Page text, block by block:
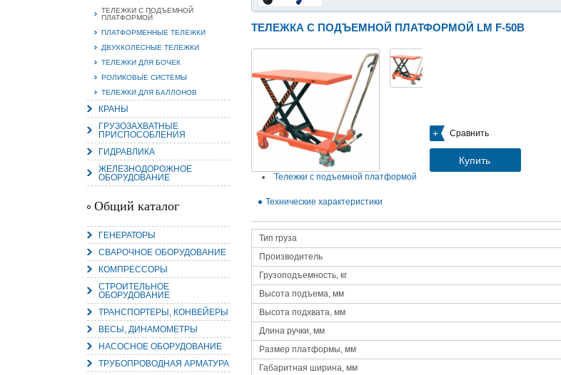
ТЕЛЕЖКИ С ПОДЪЕМНОЙ
ПЛАТФОРМОЙ
ПЛАТФОРМЕННЫЕ ТЕЛЕЖКИ
ДВУХКОЛЕСНЫЕ ТЕЛЕЖКИ
ТЕЛЕЖКИ ДЛЯ БОЧЕК
РОЛИКОВЫЕ СИСТЕМЫ
ТЕЛЕЖКИ ДЛЯ БАЛЛОНОВ
КРАНЫ
ГРУЗОЗАХВАТНЫЕ
ПРИСПОСОБЛЕНИЯ
ГИДРАВЛИКА
ЖЕЛЕЗНОДОРОЖНОЕ
ОБОРУДОВАНИЕ
Общий каталог
ГЕНЕРАТОРЫ
СВАРОЧНОЕ ОБОРУДОВАНИЕ
КОМПРЕССОРЫ
СТРОИТЕЛЬНОЕ
ОБОРУДОВАНИЕ
ТРАНСПОРТЕРЫ, КОНВЕЙЕРЫ
ВЕСЫ, ДИНАМОМЕТРЫ
НАСОСНОЕ ОБОРУДОВАНИЕ
ТРУБОПРОВОДНАЯ АРМАТУРА
15.10.2018
Скидка на гидравлическую тележку
Уникальная возможность приобрести (в наличии на складе)
05.09.2018
Новое поступление на склад насосов
Насосы Calpeda в НАЛИЧИИ
https://www.1nasos.ru/vodosnabzhenie-otoplenie/calpeda-mxh-203e
15.01.2018
Ручные насосы НБУ без торговой наценки!
Поступление насосов НБУ 700-02 на склад в Спб. Купите сегодня по
Насос бочковой универсальный НБУ 700-02 предназначен для
масел из бочек и других емкостей и соответствует
правилам и нормам.
15.01.2018
Оборудование в наличии на складе!!! Цены фиксированы!
Акция на Пневмонагнетатель ТОПОЛЬ 300
Цены на
снижены!
Товар имеется в наличии на складе.
28.02.2017
Наклонный подъемник Minor Escalera по цене 2014 года
Оборудование в наличии на складе.
Стоимость 260 000 руб!
ТЕЛЕЖКА С ПОДЪЕМНОЙ ПЛАТФОРМОЙ LM F-50B
Сравнить
Купить
Тележки с подъемной платформой
Технические характеристики
Тип груза
Производитель
Грузоподъемность, кг
Высота подъема, мм
Высота подхвата, мм
Длина ручки, мм
Размер платформы, мм
Габаритная ширина, мм